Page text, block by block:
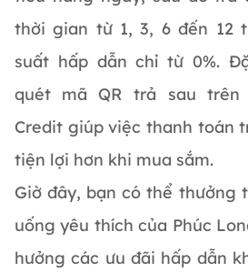
thời gian từ 1, 3, 6 đến 12
suất hấp dẫn chỉ từ 0%.
quét mã QR trả sau trên
Credit giúp việc thanh toán
tiện lợi hơn khi mua sắm.
Giờ đây, bạn có thể thưởng
uống yêu thích của Phúc
hưởng các ưu đãi hấp dẫn